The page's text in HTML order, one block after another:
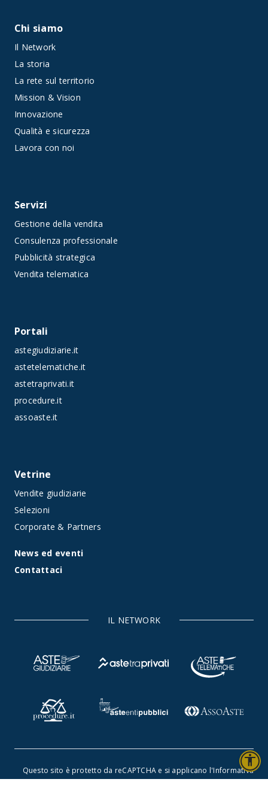
Chi siamo
Il Network
La storia
La rete sul territorio
Mission & Vision
Innovazione
Qualità e sicurezza
Lavora con noi
Servizi
Gestione della vendita
Consulenza professionale
Pubblicità strategica
Vendita telematica
Portali
astegiudiziarie.it
astetelematiche.it
astetraprivati.it
procedure.it
assoaste.it
Vetrine
Vendite giudiziarie
Selezioni
Corporate & Partners
News ed eventi
Contattaci
IL NETWORK
Questo sito è protetto da reCAPTCHA e si applicano l'Informativa
accessibility